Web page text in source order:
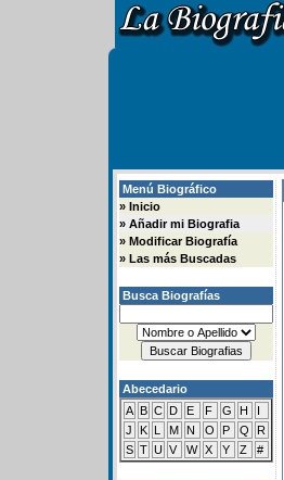
Menú Biográfico
» Inicio
» Añadir mi Biografia
» Modificar Biografía
» Las más Buscadas
Busca Biografías
Abecedario
A B C D E F G H
I
J
K L M N O P Q
R
S T U V W X Y Z #